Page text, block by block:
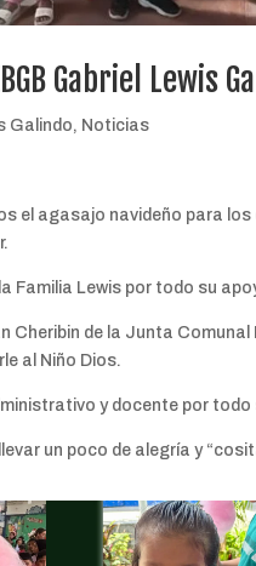
Gabriel Lewis
Galindo, Noticias
el agasajo navideño para
Familia Lewis por todo su
Cheribin de la Junta
al Niño Dios.
y docente por
un poco de alegría y